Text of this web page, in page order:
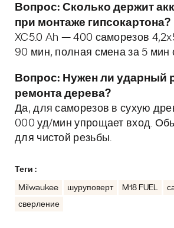
Вопрос: Сколько держит
при монтаже гипсокартона?
XC5.0 Ah — 400 саморезов
90 мин, полная смена за 5 мин
Вопрос: Нужен ли ударный
ремонта дерева?
Да, для саморезов в сухую
000 уд/мин упрощает вход.
для чистой резьбы.
Теги :
Milwaukee шуруповерт M18 FUEL
сверление